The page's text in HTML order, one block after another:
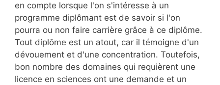
en compte lorsque l'on s'intéresse à un
programme diplômant est de savoir si l'on
pourra ou non faire carrière grâce à ce diplôme.
Tout diplôme est un atout, car il témoigne d'un
dévouement et d'une concentration. Toutefois,
bon nombre des domaines qui requièrent une
licence en sciences ont une demande et un